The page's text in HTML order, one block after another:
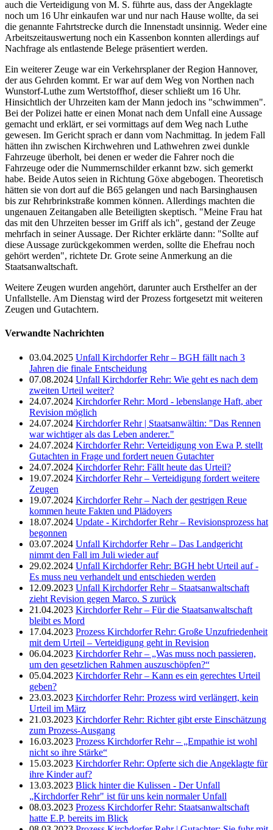
auch die Verteidigung von M. S. führte aus, dass der Angeklagte
noch um 16 Uhr einkaufen war und nur nach Hause wollte, da sei
die genannte Fahrtstrecke durch die Innenstadt unsinnig. Weder eine
Arbeitszeitauswertung noch ein Kassenbon konnten allerdings auf
Nachfrage als entlastende Belege präsentiert werden.
Ein weiterer Zeuge war ein Verkehrsplaner der Region Hannover,
der aus Gehrden kommt. Er war auf dem Weg von Northen nach
Wunstorf-Luthe zum Wertstoffhof, dieser schließt um 16 Uhr.
Hinsichtlich der Uhrzeiten kam der Mann jedoch ins "schwimmen".
Bei der Polizei hatte er einen Monat nach dem Unfall eine Aussage
gemacht und erklärt, er sei vormittags auf dem Weg nach Luthe
gewesen. Im Gericht sprach er dann vom Nachmittag. In jedem Fall
hätten ihn zwischen Kirchwehren und Lathwehren zwei dunkle
Fahrzeuge überholt, bei denen er weder die Fahrer noch die
Fahrzeuge oder die Nummernschilder erkannt bzw. sich gemerkt
habe. Beide Autos seien in Richtung Göxe abgebogen. Theoretisch
hätten sie von dort auf die B65 gelangen und nach Barsinghausen
bis zur Rehrbrinkstraße kommen können. Allerdings machten die
ungenauen Zeitangaben alle Beteiligten skeptisch. "Meine Frau hat
das mit den Uhrzeiten besser im Griff als ich", gestand der Zeuge
mehrfach in seiner Aussage. Der Richter erklärte dann: "Sollte auf
diese Aussage zurückgekommen werden, sollte die Ehefrau noch
gehört werden", richtete Dr. Grote seine Anmerkung an die
Staatsanwaltschaft.
Weitere Zeugen wurden angehört, darunter auch Ersthelfer an der
Unfallstelle. Am Dienstag wird der Prozess fortgesetzt mit weiteren
Zeugen und Gutachtern.
Verwandte Nachrichten
03.04.2025 Unfall Kirchdorfer Rehr – BGH fällt nach 3
Jahren die finale Entscheidung
07.08.2024 Unfall Kirchdorfer Rehr: Wie geht es nach dem
zweiten Urteil weiter?
24.07.2024 Kirchdorfer Rehr: Mord - lebenslange Haft, aber
Revision möglich
24.07.2024 Kirchdorfer Rehr | Staatsanwältin: "Das Rennen
war wichtiger als das Leben anderer."
24.07.2024 Kirchdorfer Rehr: Verteidigung von Ewa P. stellt
Gutachten in Frage und fordert neuen Gutachter
24.07.2024 Kirchdorfer Rehr: Fällt heute das Urteil?
19.07.2024 Kirchdorfer Rehr – Verteidigung fordert weitere
Zeugen
19.07.2024 Kirchdorfer Rehr – Nach der gestrigen Reue
kommen heute Fakten und Plädoyers
18.07.2024 Update - Kirchdorfer Rehr – Revisionsprozess hat
begonnen
03.07.2024 Unfall Kirchdorfer Rehr – Das Landgericht
nimmt den Fall im Juli wieder auf
29.02.2024 Unfall Kirchdorfer Rehr: BGH hebt Urteil auf -
Es muss neu verhandelt und entschieden werden
12.09.2023 Unfall Kirchdorfer Rehr – Staatsanwaltschaft
zieht Revision gegen Marco. S zurück
21.04.2023 Kirchdorfer Rehr – Für die Staatsanwaltschaft
bleibt es Mord
17.04.2023 Prozess Kirchdorfer Rehr: Große Unzufriedenheit
mit dem Urteil – Verteidigung geht in Revision
06.04.2023 Kirchdorfer Rehr – „Was muss noch passieren,
um den gesetzlichen Rahmen auszuschöpfen?“
05.04.2023 Kirchdorfer Rehr – Kann es ein gerechtes Urteil
geben?
23.03.2023 Kirchdorfer Rehr: Prozess wird verlängert, kein
Urteil im März
21.03.2023 Kirchdorfer Rehr: Richter gibt erste Einschätzung
zum Prozess-Ausgang
16.03.2023 Prozess Kirchdorfer Rehr – „Empathie ist wohl
nicht so ihre Stärke“
15.03.2023 Kirchdorfer Rehr: Opferte sich die Angeklagte für
ihre Kinder auf?
13.03.2023 Blick hinter die Kulissen - Der Unfall
„Kirchdorfer Rehr" ist für uns kein normaler Unfall
08.03.2023 Prozess Kirchdorfer Rehr: Staatsanwaltschaft
hatte E.P. bereits im Blick